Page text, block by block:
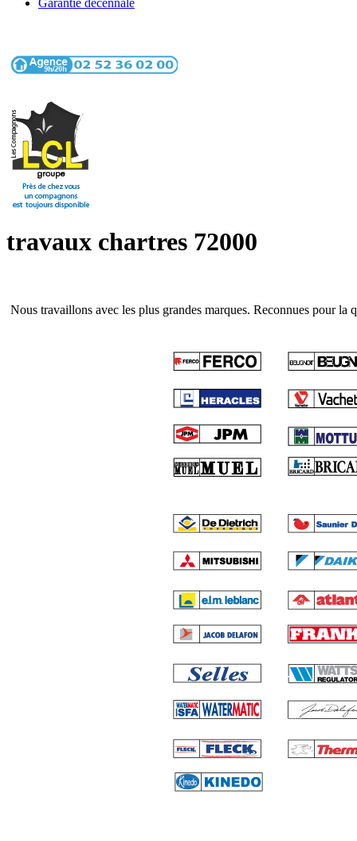
travaux chartres 72000
Nous travaillons avec les plus grandes marques. Reconnues pour